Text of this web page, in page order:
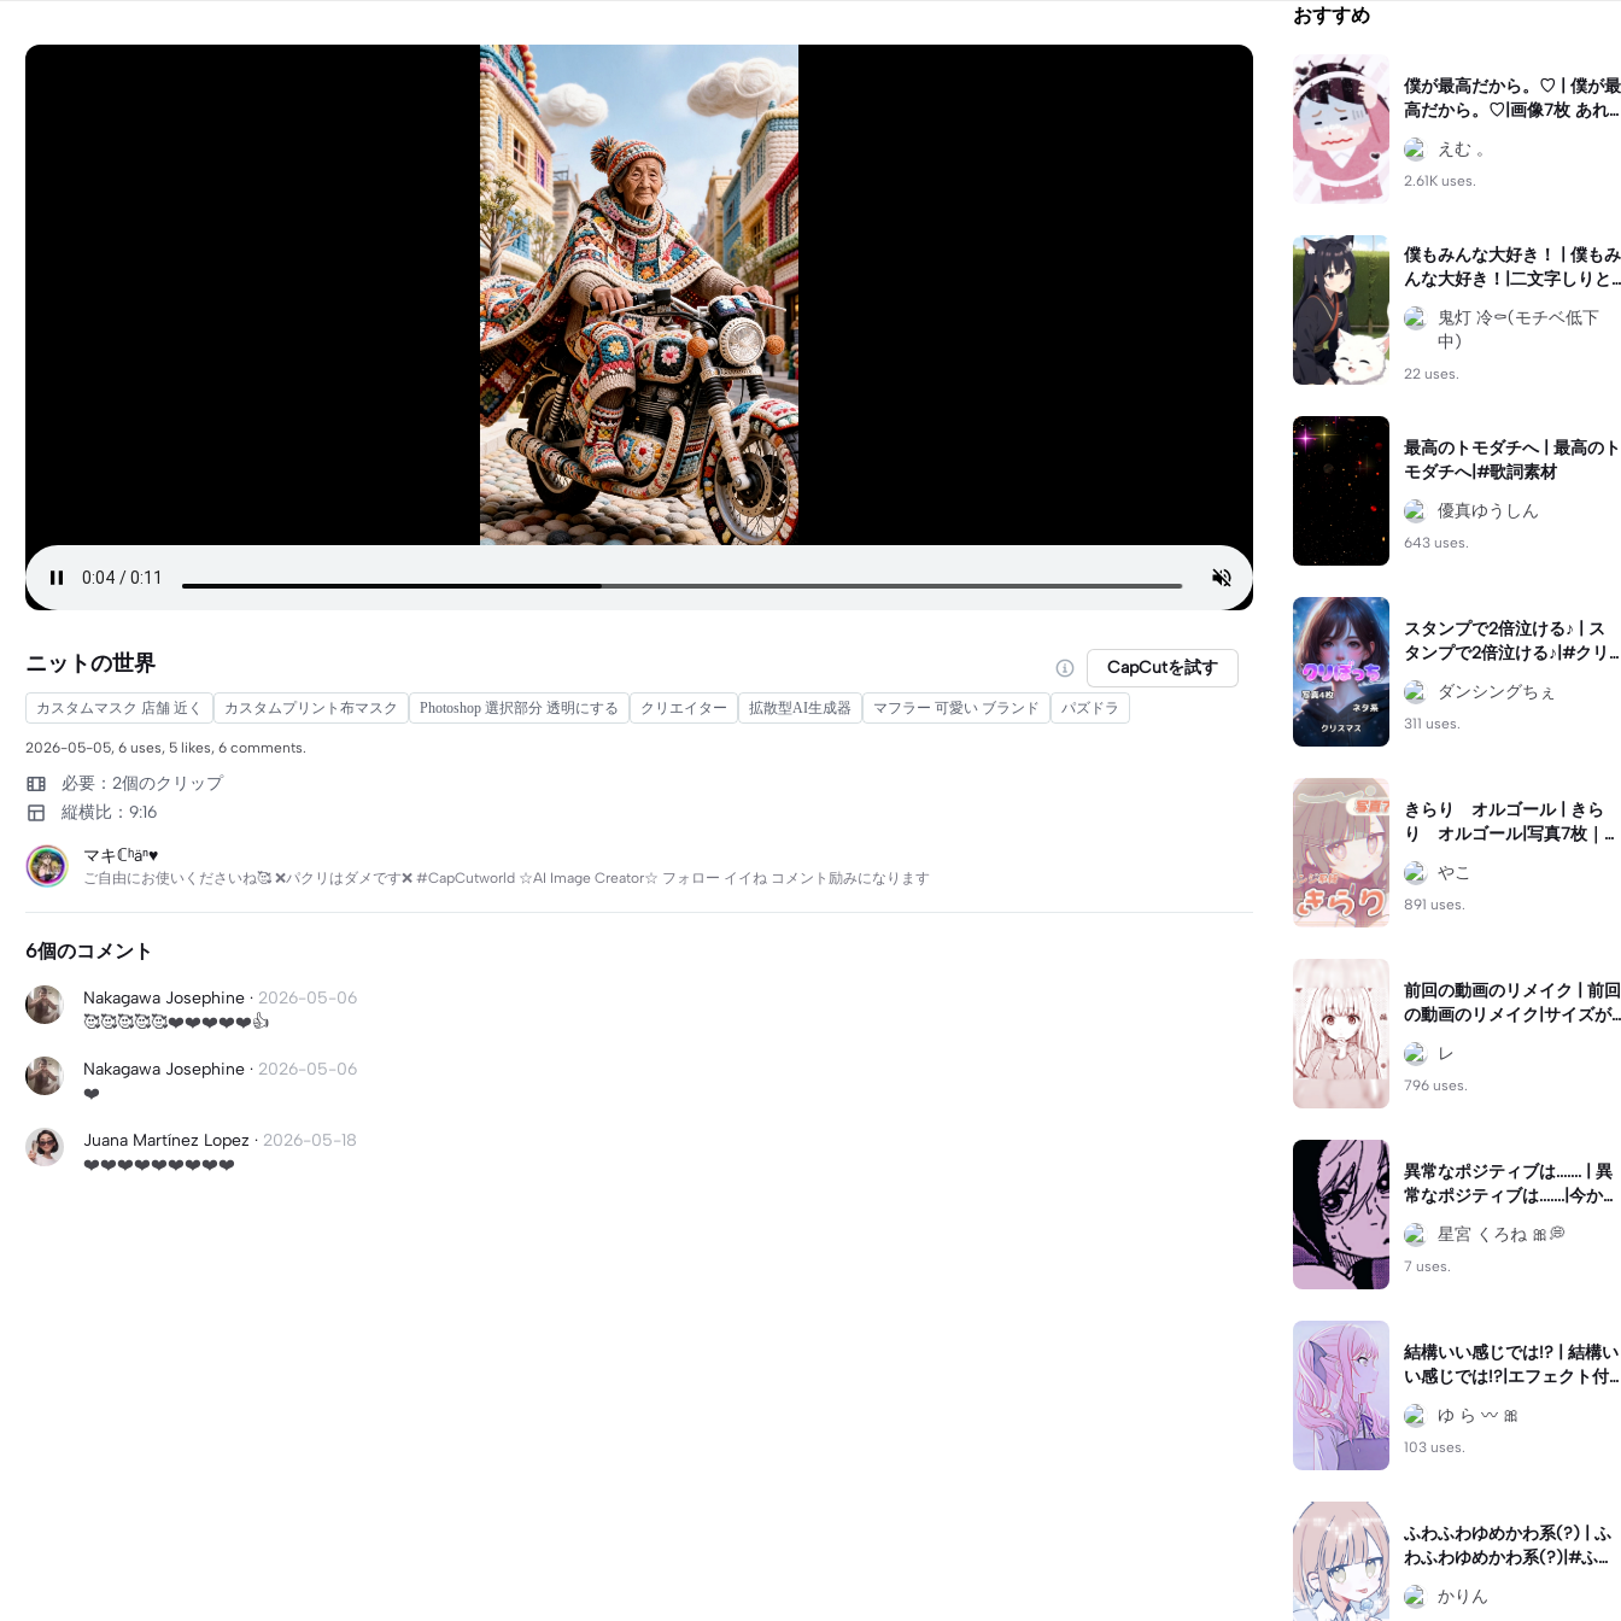
ニットの世界 CapCutを試す
カスタムマスク 店舗 近く カスタムプリント布マスク Photoshop 選択部分 透明にする クリエイター 拡散型AI生成器 マフラー 可愛い ブランド パズドラ
2026-05-05, 6 uses, 5 likes, 6 comments.
必要：2個のクリップ
縦横比：9:16
マキℂʰäⁿ♥︎
ご自由にお使いくださいね🥰 ❌パクリはダメです❌ #CapCutworld ☆AI Image Creator☆ フォロー イイね コメント励みになります
6個のコメント
Nakagawa Josephine · 2026-05-06
🥰🥰🥰🥰🥰❤️❤️❤️❤️❤️👍
Nakagawa Josephine · 2026-05-06
❤️
Juana Martínez Lopez · 2026-05-18
❤️❤️❤️❤️❤️❤️❤️❤️❤️
おすすめ
僕が最高だから。♡ | 僕が最
高だから。♡|画像7枚 あれ
ば作れます!! #推し動画 #推
し紹介にどうぞ #ぜひ使っ
てみてね
えむ 。
2.61K uses.
僕もみんな大好き！ | 僕もみ
んな大好き！|二文字しりと
り
鬼灯 冷⚰️(モチベ低下
中)
22 uses.
最高のトモダチへ | 最高のト
モダチへ|#歌詞素材
優真ゆうしん
643 uses.
スタンプで2倍泣ける♪ | ス
タンプで2倍泣ける♪|#クリ
スマスネタ #クリぼっち #
ネタ系ダンシングちぇ
311 uses.
きらり オルゴール | きら
り オルゴール|写真7枚｜オ
レンジ系統のオルゴール音
ハメ🧡｜#可愛い#音ハメ#
テンプレ
やこ
891 uses.
前回の動画のリメイク | 前回
の動画のリメイク|サイズが
おかしくなっていたのでや
りなおしました。#リメイク
#うーうーうまうま
レ
796 uses.
異常なポジティブは....... | 異
常なポジティブは.......|今から
リクエストのやつ沢山作っ
てくる！！！☺💓みんな応
援して欲しいなぁ、！！！
星宮 くろね 🎀💭
7 uses.
結構いい感じでは!? | 結構い
い感じでは!?|エフェクト付
けすぎたことを反省してい
ますが、後悔はしてません
☆ #キフレ振動#暁山瑞希#
ゆ ら 〰 🎀
103 uses.
ふわふわゆめかわ系(?) | ふ
わふわゆめかわ系(?)|#ふわ
ふわ系#ゆめかわ系
かりん